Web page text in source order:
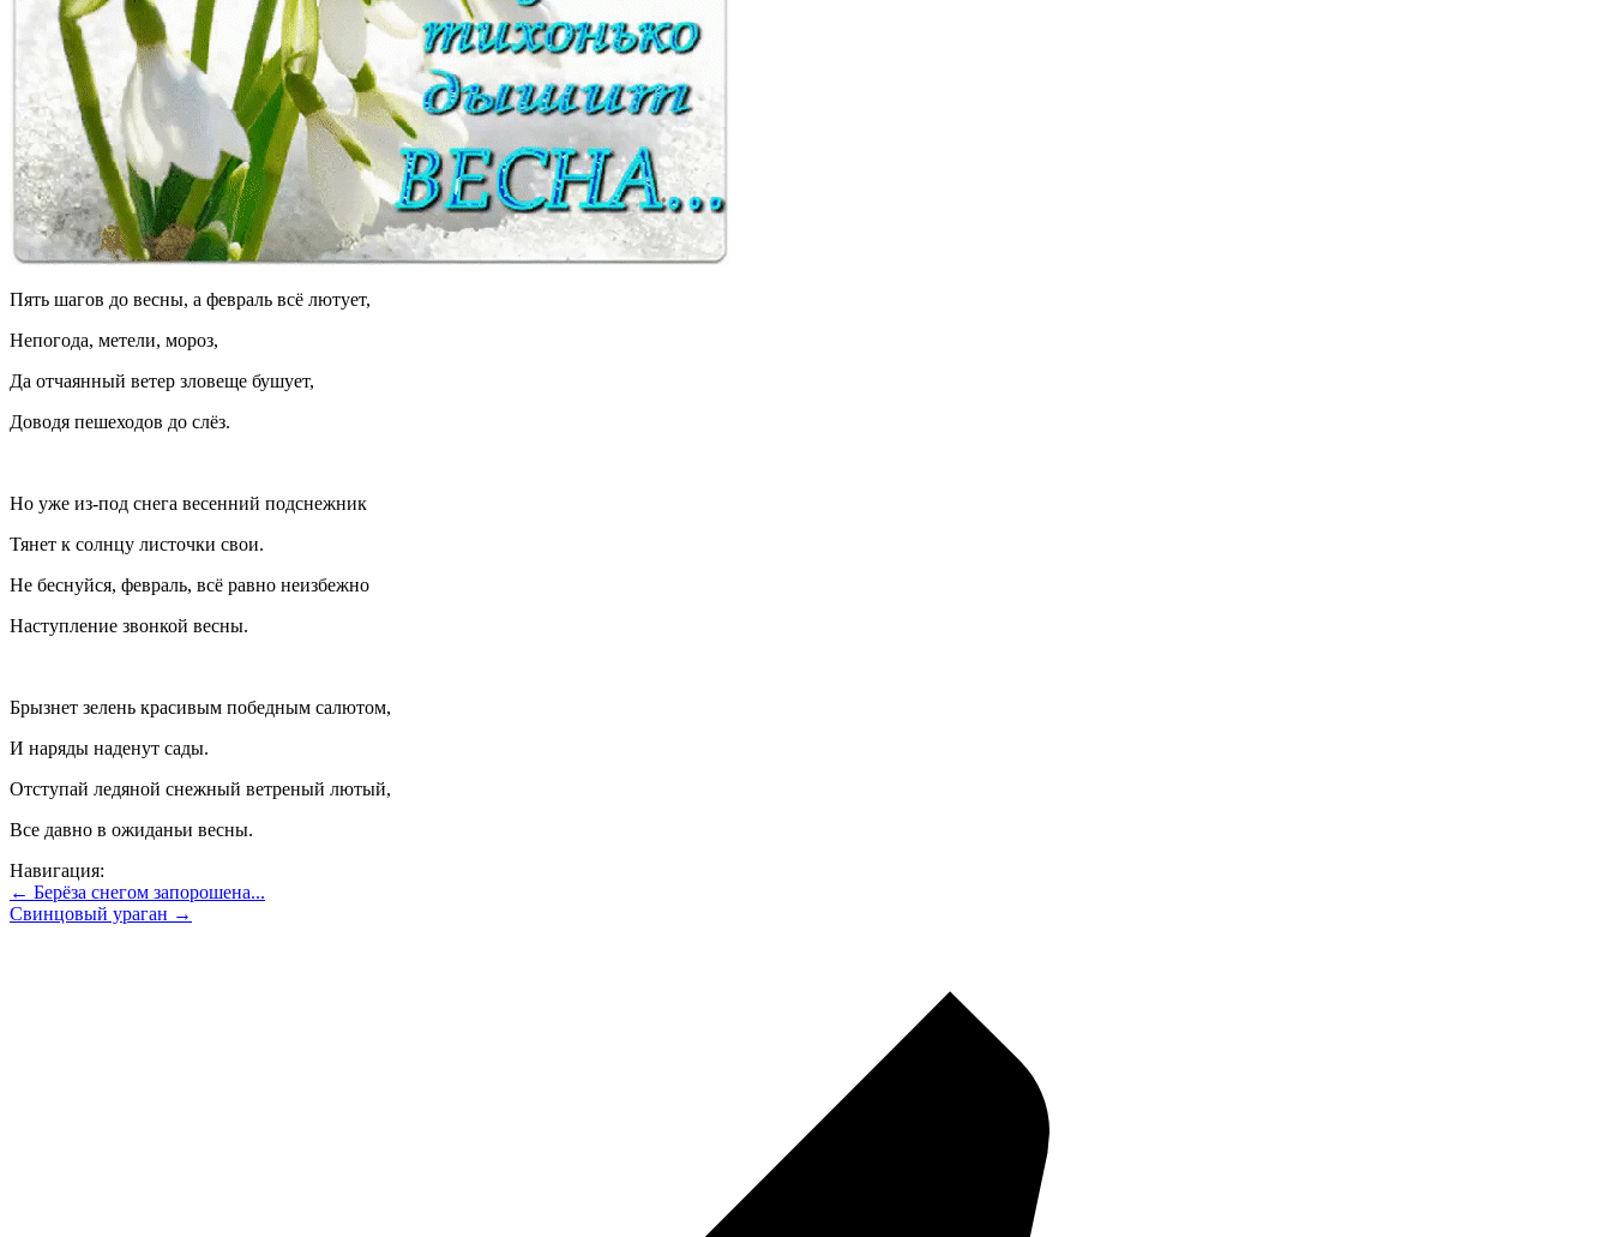
Пять шагов до весны, а февраль всё лютует,
Непогода, метели, мороз,
Да отчаянный ветер зловеще бушует,
Доводя пешеходов до слёз.
Но уже из-под снега весенний подснежник
Тянет к солнцу листочки свои.
Не беснуйся, февраль, всё равно неизбежно
Наступление звонкой весны.
Брызнет зелень красивым победным салютом,
И наряды наденут сады.
Отступай ледяной снежный ветреный лютый,
Все давно в ожиданьи весны.
Навигация:
← Берёза снегом запорошена...
Свинцовый ураган →